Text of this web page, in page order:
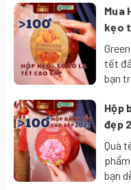
- Có thể pha kèm cam
- Đóng gói trong túi
- Dạng túi lọc tiện lợi, dễ
- Thương hiệu uy tín
Thành phần:Trà đen,
🍀 Công Dụng:
- Tạo cảm giác dễ chịu,
cảm giác thư thái, dễ
Mua
kẹo
tết
bạn
tết
được
tới
Hộp
đẹp
Quà
bạn